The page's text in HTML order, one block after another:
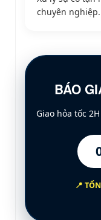
chuyên nghiệp.
BÁO
Giao hỏa tốc
📍